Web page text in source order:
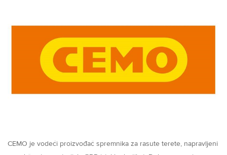
CEMO je vodeći proizvođač spremnika za rasute terete, napravljeni